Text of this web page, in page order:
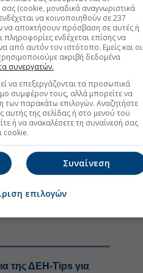
στοLinkedin
αγορές του ομίλου.
είδε επίπτωση από
Ρωσία, η διοίκηση ήταν
δύσκολο και δεν
ο κ. Μπογκντάνοβιτς.
αναγνώρισε ότι
«Το επόμενο
και γι’ αυτό»,
της ΔΕΗ-Tips για
(cookie, μοναδικά αναγνωριστικά
να κοινοποιηθούν σε 237
αποκτήσουν πρόσβαση σε αυτές ή
ενδέχεται επίσης να
από αυτόν τον ιστότοπο. Εμείς και οι
ακριβή δεδομένα
συνεργατών.
να επεξεργάζονται τα προσωπικά
συμφέρον τους, αλλά μπορείτε να
των παρακάτω επιλογών. Αναζητήστε
της σελίδας ή στο μενού του
ή να ανακαλέσετε τη συναίνεσή σας
cookie.
Συναίνεση
επιλογών